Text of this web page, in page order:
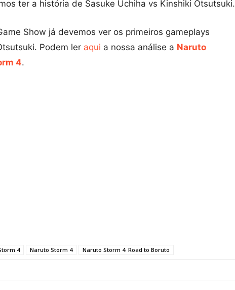
ter a história de Sasuke Uchiha vs Kinshiki Otsutsuki.
Show já devemos ver os primeiros gameplays
Podem ler aqui a nossa análise a Naruto
4.
4 Naruto Storm 4 Naruto Storm 4: Road to Boruto